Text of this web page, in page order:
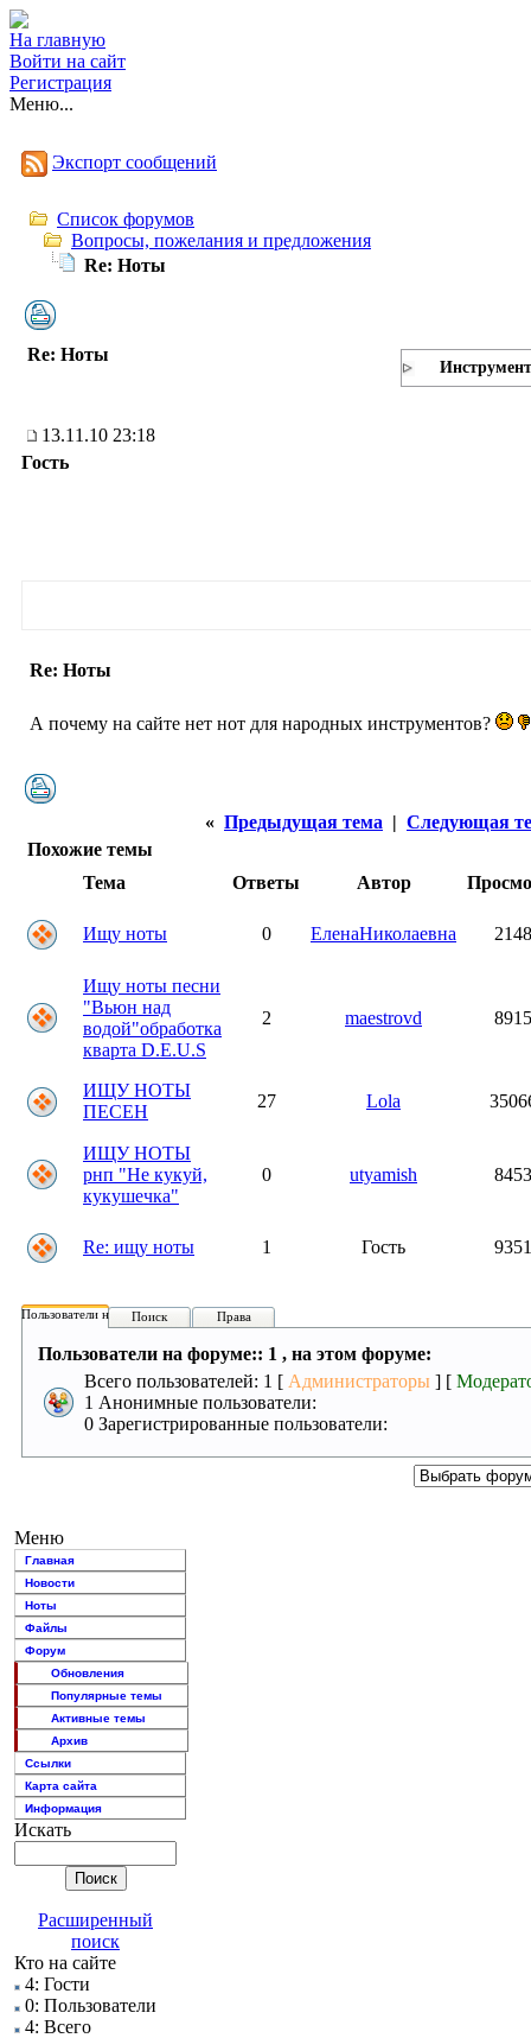
На главную
Войти на сайт
Регистрация
Меню...
Экспорт сообщений
Список форумов
Вопросы, пожелания и предложения
Re: Ноты
Re: Ноты
13.11.10 23:18
Гость
Re: Ноты
А почему на сайте нет нот для народных инструментов?
« Предыдущая тема | Следующая
Похожие темы
Тема
Ответы Автор
Ищу ноты 0 ЕленаНиколаевна
Ищу ноты песни
"Вьюн над
водой"обработка
кварта D.E.U.S
2 maestrovd
ИЩУ НОТЫ
ПЕСЕН
27 Lola
ИЩУ НОТЫ
рнп "Не кукуй,
кукушечка"
0 utyamish
Re: ищу ноты 1 Гость
Пользователи на форуме:
Поиск Права
Пользователи на форуме:: 1 , на этом форуме:
Всего пользователей: 1 [ Администраторы ] [
1 Анонимные пользователи:
0 Зарегистрированные пользователи:
Меню
Главная
Новости
Ноты
Файлы
Форум
Обновления
Популярные темы
Активные темы
Архив
Ссылки
Карта сайта
Информация
Искать
Расширенный
поиск
Кто на сайте
4: Гости
0: Пользователи
4: Всего